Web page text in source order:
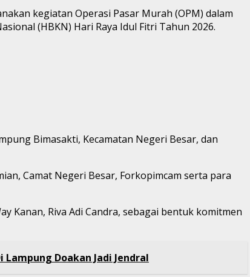
kegiatan Operasi Pasar Murah (OPM) dalam
(HBKN) Hari Raya Idul Fitri Tahun 2026.
Bimasakti, Kecamatan Negeri Besar, dan
Camat Negeri Besar, Forkopimcam serta para
Kanan, Riva Adi Candra, sebagai bentuk komitmen
Doakan Jadi Jendral